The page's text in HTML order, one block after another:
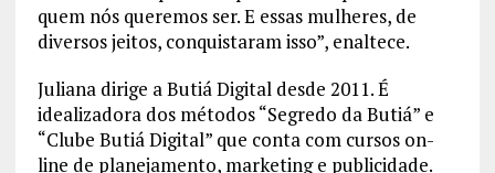
quem nós queremos ser. E essas mulheres, de
diversos jeitos, conquistaram isso”, enaltece.
Juliana dirige a Butiá Digital desde 2011. É
idealizadora dos métodos “Segredo da Butiá” e
“Clube Butiá Digital” que conta com cursos on-
line de planejamento, marketing e publicidade.